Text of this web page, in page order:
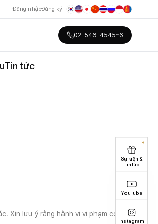
Đăng nhậpĐăng ký
02-546-4545~6
Tin tức
Xin lưu ý rằng hành vi vi phạm có thể
Sự kiện &
Tin tức
YouTube
Instagram